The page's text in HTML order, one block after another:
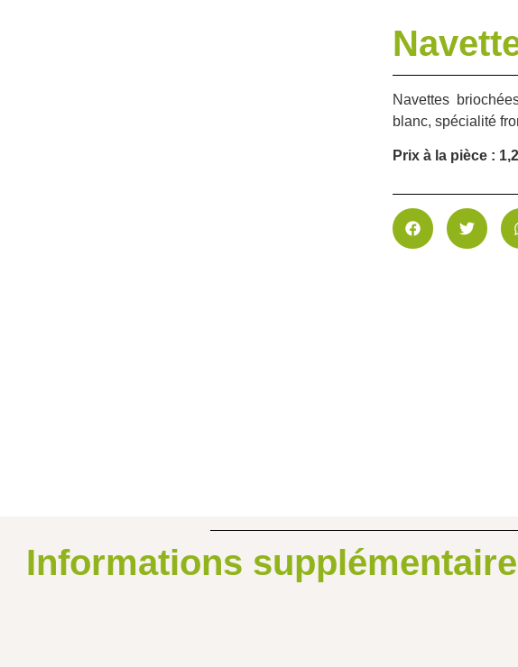
Navettes
blanc, spécialité
Prix à la pièce :
Informations